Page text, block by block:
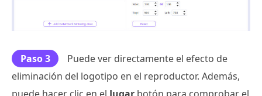
Paso 3
Puede ver directamente el efecto de
eliminación del logotipo en el reproductor. Además,